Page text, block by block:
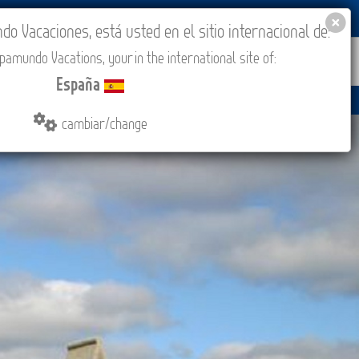
COMPRAR CONTACTO MÁS
Vacaciones, está usted en el sitio internacional de:
Vacations, your in the international site of:
España
cambiar/change